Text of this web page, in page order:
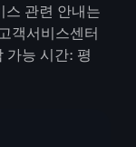
스 관련 안내는
객서비스센터
능 시간: 평